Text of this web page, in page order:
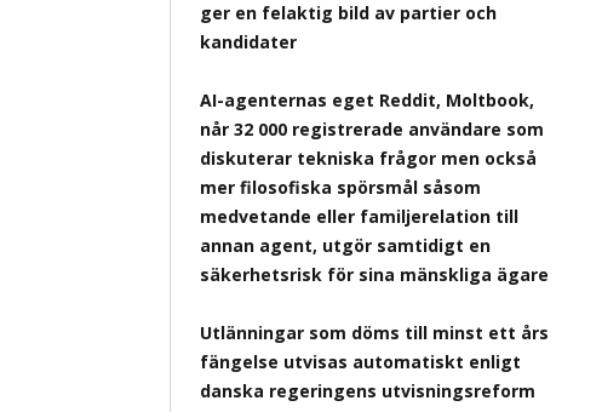
ger en felaktig bild av partier och
kandidater
AI-agenternas eget Reddit, Moltbook,
når 32 000 registrerade användare som
diskuterar tekniska frågor men också
mer filosofiska spörsmål såsom
medvetande eller familjerelation till
annan agent, utgör samtidigt en
säkerhetsrisk för sina mänskliga ägare
Utlänningar som döms till minst ett års
fängelse utvisas automatiskt enligt
danska regeringens utvisningsreform